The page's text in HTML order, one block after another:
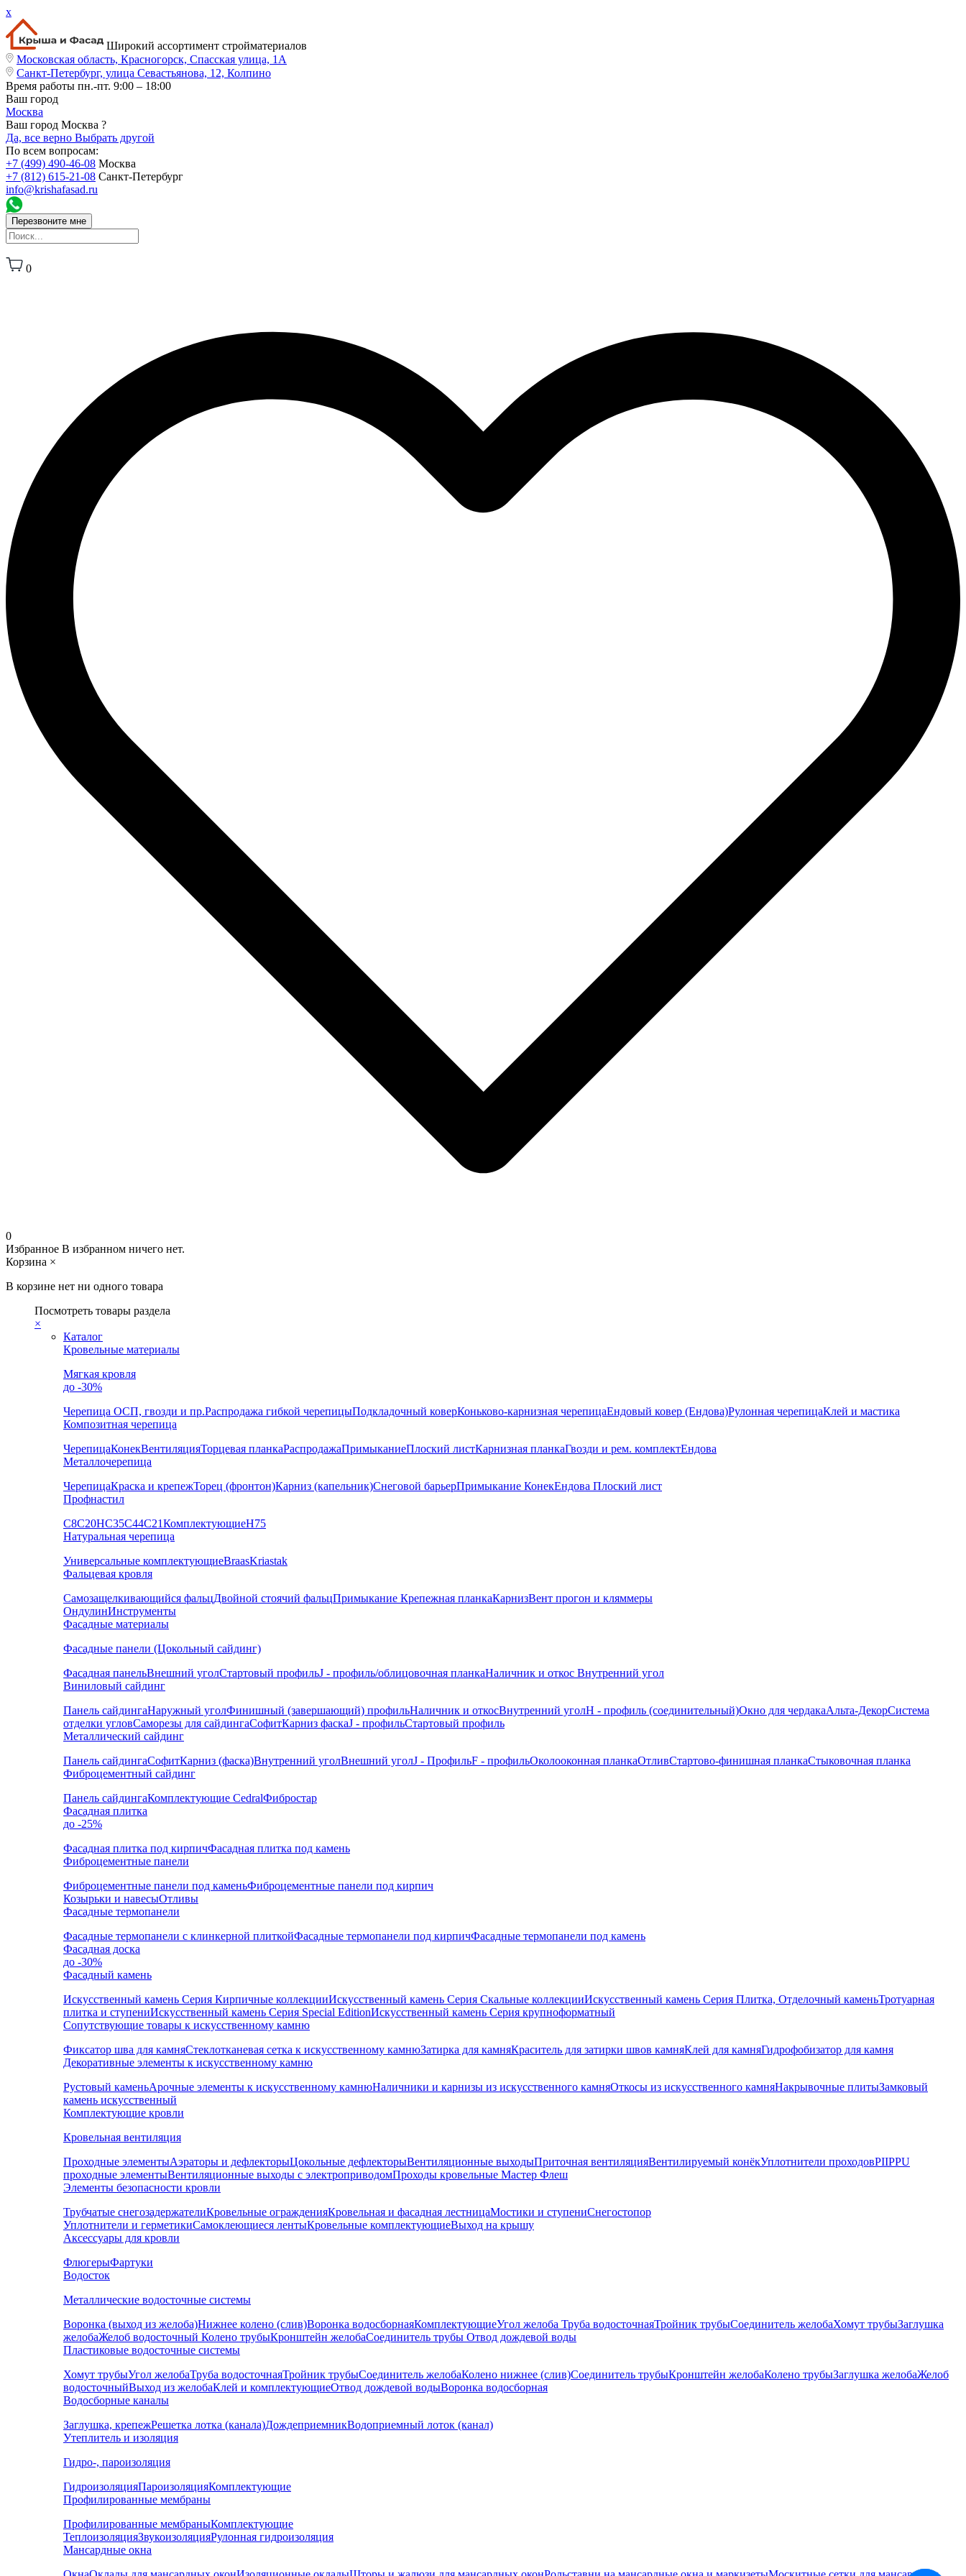
x
Широкий ассортимент стройматериалов
Московская область, Красногорск, Спасская улица, 1А
Санкт-Петербург, улица Севастьянова, 12, Колпино
Время работы пн.-пт. 9:00 – 18:00
Ваш город
Москва
Ваш город Москва ?
Да, все верно Выбрать другой
По всем вопросам:
+7 (499) 490-46-08 Москва
+7 (812) 615-21-08 Санкт-Петербург
info@krishafasad.ru
Перезвоните мне
0
0
Избранное В избранном ничего нет.
Корзина ×
В корзине нет ни одного товара
Посмотреть товары раздела
×
Каталог
Кровельные материалы
Мягкая кровля
до -30%
Черепица ОСП, гвозди и пр.Распродажа гибкой черепицыПодкладочный коверКоньково-карнизная черепицаЕндовый ковер (Ендова)Рулонная черепицаКлей и мастика
Композитная черепица
ЧерепицаКонекВентиляцияТорцевая планкаРаспродажаПримыканиеПлоский листКарнизная планкаГвозди и рем. комплектЕндова
Металлочерепица
ЧерепицаКраска и крепежТорец (фронтон)Карниз (капельник)Снеговой барьерПримыкание КонекЕндова Плоский лист
Профнастил
С8С20НС35С44С21КомплектующиеН75
Натуральная черепица
Универсальные комплектующиеBraasKriastak
Фальцевая кровля
Самозащелкивающийся фальцДвойной стоячий фальцПримыкание Крепежная планкаКарнизВент прогон и кляммеры
ОндулинИнструменты
Фасадные материалы
Фасадные панели (Цокольный сайдинг)
Фасадная панельВнешний уголСтартовый профильJ - профиль/облицовочная планкаНаличник и откос Внутренний угол
Виниловый сайдинг
Панель сайдингаНаружный уголФинишный (завершающий) профильНаличник и откосВнутренний уголH - профиль (соединительный)Окно для чердакаАльта-ДекорСистема
отделки угловСаморезы для сайдингаСофитКарниз фаскаJ - профильСтартовый профиль
Металлический сайдинг
Панель сайдингаСофитКарниз (фаска)Внутренний уголВнешний уголJ - ПрофильF - профильОколооконная планкаОтливСтартово-финишная планкаСтыковочная планка
Фиброцементный сайдинг
Панель сайдингаКомплектующие CedralФибростар
Фасадная плитка
до -25%
Фасадная плитка под кирпичФасадная плитка под камень
Фиброцементные панели
Фиброцементные панели под каменьФиброцементные панели под кирпич
Козырьки и навесыОтливы
Фасадные термопанели
Фасадные термопанели с клинкерной плиткойФасадные термопанели под кирпичФасадные термопанели под камень
Фасадная доска
до -30%
Фасадный камень
Искусственный камень Серия Кирпичные коллекцииИскусственный камень Серия Скальные коллекцииИскусственный камень Серия Плитка, Отделочный каменьТротуарная
плитка и ступениИскусственный камень Серия Special EditionИскусственный камень Серия крупноформатный
Сопутствующие товары к искусственному камню
Фиксатор шва для камняСтеклотканевая сетка к искусственному камнюЗатирка для камняКраситель для затирки швов камняКлей для камняГидрофобизатор для камня
Декоративные элементы к искусственному камню
Рустовый каменьАрочные элементы к искусственному камнюНаличники и карнизы из искусственного камняОткосы из искусственного камняНакрывочные плитыЗамковый
камень искусственный
Комплектующие кровли
Кровельная вентиляция
Проходные элементыАэраторы и дефлекторыЦокольные дефлекторыВентиляционные выходыПриточная вентиляцияВентилируемый конёкУплотнители проходовPIIPPU
проходные элементыВентиляционные выходы с электроприводомПроходы кровельные Мастер Флеш
Элементы безопасности кровли
Трубчатые снегозадержателиКровельные огражденияКровельная и фасадная лестницаМостики и ступениСнегостопор
Уплотнители и герметикиСамоклеющиеся лентыКровельные комплектующиеВыход на крышу
Аксессуары для кровли
ФлюгерыФартуки
Водосток
Металлические водосточные системы
Воронка (выход из желоба)Нижнее колено (слив)Воронка водосборнаяКомплектующиеУгол желоба Труба водосточнаяТройник трубыСоединитель желобаХомут трубыЗаглушка
желобаЖелоб водосточный Колено трубыКронштейн желобаСоединитель трубы Отвод дождевой воды
Пластиковые водосточные системы
Хомут трубыУгол желобаТруба водосточнаяТройник трубыСоединитель желобаКолено нижнее (слив)Соединитель трубыКронштейн желобаКолено трубыЗаглушка желобаЖелоб
водосточныйВыход из желобаКлей и комплектующиеОтвод дождевой водыВоронка водосборная
Водосборные каналы
Заглушка, крепежРешетка лотка (канала)ДождеприемникВодоприемный лоток (канал)
Утеплитель и изоляция
Гидро-, пароизоляция
ГидроизоляцияПароизоляцияКомплектующие
Профилированные мембраны
Профилированные мембраныКомплектующие
ТеплоизоляцияЗвукоизоляцияРулонная гидроизоляция
Мансардные окна